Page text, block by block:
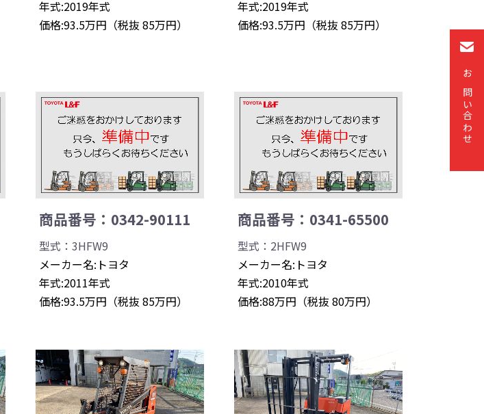
お問い合わせ
年式:2019年式
価格:93.5万円（税抜 85万円）
年式:2019年式
価格:93.5万円（税抜 85万円）
商品番号：0342-90111
型式：3HFW9
メーカー名:トヨタ
年式:2011年式
価格:93.5万円（税抜 85万円）
商品番号：0341-65500
型式：2HFW9
メーカー名:トヨタ
年式:2010年式
価格:88万円（税抜 80万円）